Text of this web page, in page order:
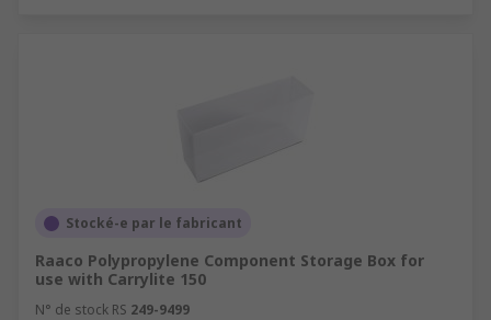
Stocké-e par le fabricant
Raaco Polypropylene Component Storage Box for
use with Carrylite 150
N° de stock RS 249-9499